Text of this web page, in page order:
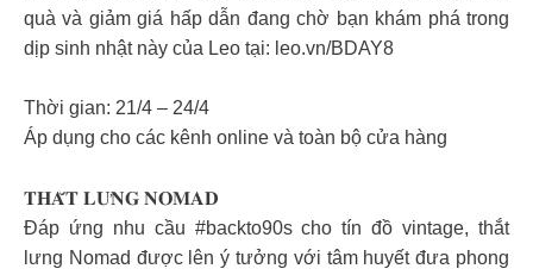
quà và giảm giá hấp dẫn đang chờ bạn khám phá trong
dịp sinh nhật này của Leo tại: leo.vn/BDAY8
Thời gian: 21/4 – 24/4
Áp dụng cho các kênh online và toàn bộ cửa hàng
𝐓𝐇𝐀̆́𝐓 𝐋𝐔̛𝐍𝐆 𝐍𝐎𝐌𝐀𝐃
Đáp ứng nhu cầu #backto90s cho tín đồ vintage, thắt
lưng Nomad được lên ý tưởng với tâm huyết đưa phong